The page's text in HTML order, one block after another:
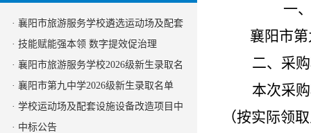
· 襄阳市旅游服务学校遴选运动场及配套
设施设备改造项目监理机构的公告
· 技能赋能强本领 数字提效促治理
· 襄阳市旅游服务学校2026级新生录取名
单
· 襄阳市第九中学2026级新生录取名单
· 学校运动场及配套设施设备改造项目中
标公告
· 中标公告
一
襄阳市
二、采
本次采
（按实际领